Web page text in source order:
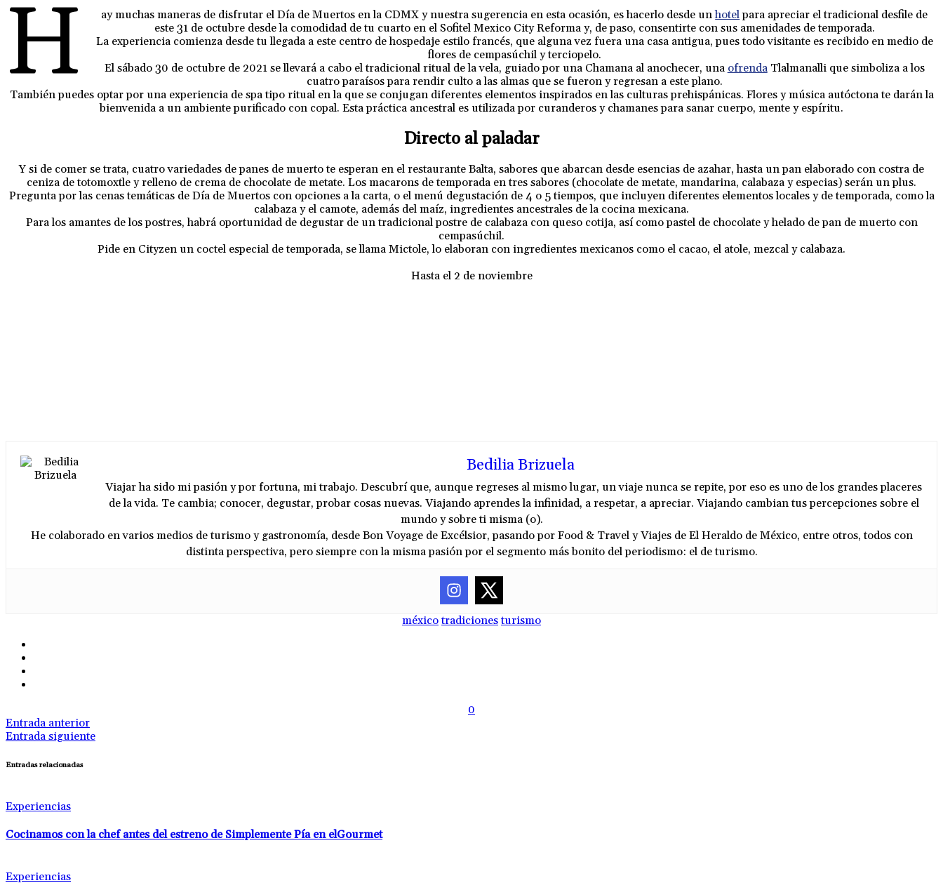
H ay muchas maneras de disfrutar el Día de Muertos en la CDMX y nuestra sugerencia en esta ocasión, es hacerlo desde unhotelpara apreciar el tradicional desfile de
este 31 de octubre desde la comodidad de tu cuarto en el Sofitel Mexico City Reforma y, de paso, consentirte con sus amenidades de temporada.
La experiencia comienza desde tu llegada a este centro de hospedaje estilo francés, que alguna vez fuera una casa antigua, pues todo visitante es recibido en medio de
flores de cempasúchil y terciopelo.
El sábado 30 de octubre de 2021 se llevará a cabo el tradicional ritual de la vela, guiado por una Chamana al anochecer, una ofrendaTlalmanalli que simboliza a los
cuatro paraísos para rendir culto a las almas que se fueron y regresan a este plano.
También puedes optar por una experiencia de spa tipo ritual en la que se conjugan diferentes elementos inspirados en las culturas prehispánicas. Flores y música autóctona te darán la
bienvenida a un ambiente purificado con copal. Esta práctica ancestral es utilizada por curanderos y chamanes para sanar cuerpo, mente y espíritu.
Directo al paladar
Y si de comer se trata, cuatro variedades de panes de muerto te esperan en el restaurante Balta, sabores que abarcan desde esencias de azahar, hasta un pan elaborado con costra de
ceniza de totomoxtle y relleno de crema de chocolate de metate. Los macarons de temporada en tres sabores (chocolate de metate, mandarina, calabaza y especias) serán un plus.
Pregunta por las cenas temáticas de Día de Muertos con opciones a la carta, o el menú degustación de 4 o 5 tiempos, que incluyen diferentes elementos locales y de temporada, como la
calabaza y el camote, además del maíz, ingredientes ancestrales de la cocina mexicana.
Para los amantes de los postres, habrá oportunidad de degustar de un tradicional postre de calabaza con queso cotija, así como pastel de chocolate y helado de pan de muerto con
cempasúchil.
Pide en Cityzen un coctel especial de temporada, se llama Mictole, lo elaboran con ingredientes mexicanos como el cacao, el atole, mezcal y calabaza.
Hasta el 2 de noviembre
Bedilia Brizuela
Viajar ha sido mi pasión y por fortuna, mi trabajo. Descubrí que, aunque regreses al mismo lugar, un viaje nunca se repite, por eso es uno de los grandes placeres
de la vida. Te cambia; conocer, degustar, probar cosas nuevas. Viajando aprendes la infinidad, a respetar, a apreciar. Viajando cambian tus percepciones sobre el
mundo y sobre ti misma (o).
He colaborado en varios medios de turismo y gastronomía, desde Bon Voyage de Excélsior, pasando por Food & Travel y Viajes de El Heraldo de México, entre otros, todos con
distinta perspectiva, pero siempre con la misma pasión por el segmento más bonito del periodismo: el de turismo.
méxico tradiciones turismo
0
Entrada anterior
Entrada siguiente
Entradas relacionadas
Experiencias
Cocinamos con la chef antes del estreno de Simplemente Pía en elGourmet
Experiencias